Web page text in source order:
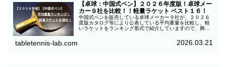
【卓球：中国式ペン】２０２６年度版！卓球メー
カー９社を比較！！軽量ラケット ベスト１６！
中国式ペンを販売している卓球メーカー９社が、２０２６
度版カタログ等により公表している平均重量を比較し、軽
いラケットをランキング形式で紹介していますので、興味
tabletennis-lab.com 2026.03.21